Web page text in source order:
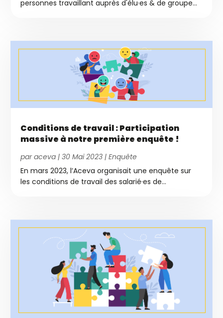
personnes travaillant auprès d'élu·es & de groupe...
Conditions de travail : Participation
massive à notre première enquête !
paraceva |30 Mai 2023 |Enquête
En mars 2023, l’Aceva organisait une enquête sur
les conditions de travail des salarié·es de...